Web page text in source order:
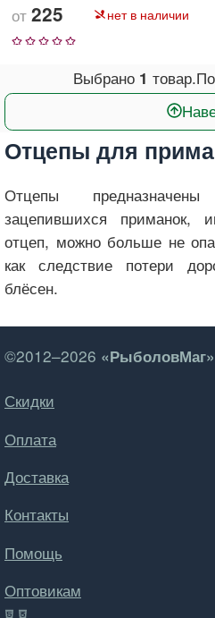
225 нет в наличии
1 2 3 4 5
Выбрано 1 товар.
Отцепы для
Отцепы
зацепившихся приманок,
отцеп, можно больше не
как следствие потери
блёсен.
©2012–2026 «РыболовМаг»
Скидки
Оплата
Доставка
Контакты
Помощь
Оптовикам